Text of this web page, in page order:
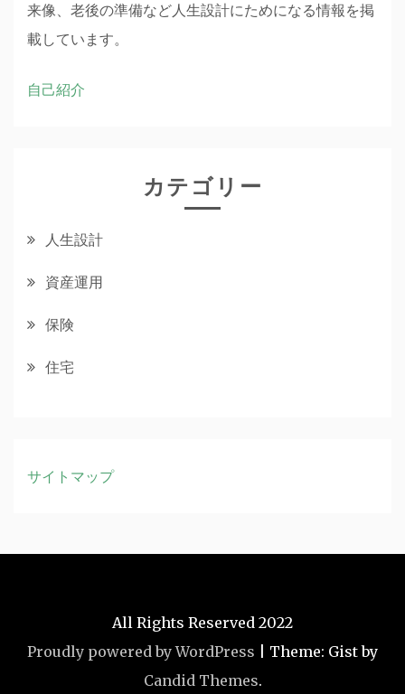
来像、老後の準備など人生設計にためになる情報を掲
載しています。
自己紹介
カテゴリー
人生設計
資産運用
保険
住宅
サイトマップ
All Rights Reserved 2022
Proudly powered by WordPress
Theme: Gist by
Candid Themes.